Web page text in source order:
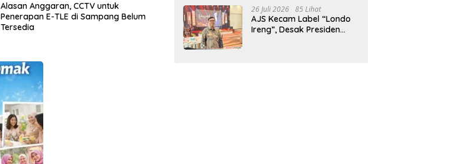
Alasan Anggaran, CCTV untuk
Penerapan E-TLE di Sampang Belum
Tersedia
Indonesia Emas
26 Juli 2026 85 Lihat
AJS Kecam Label “Londo
Ireng”, Desak Presiden